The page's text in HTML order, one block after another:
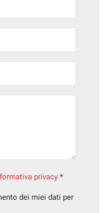
privacy *
dei miei dati per